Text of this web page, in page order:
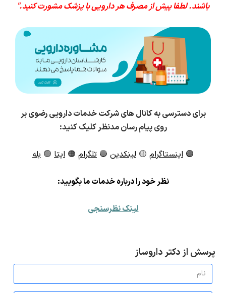
باشند. لطفا پیش از مصرف هر دارویی با پزشک مشورت کنید."
برای دسترسی به کانال های شرکت خدمات دارویی رضوی بر
روی پیام رسان مدنظر کلیک کنید:
🟣 اینستاگرام 🟡 لینکدین 🔵 تلگرام 🟠 ایتا 🟢 بله
نظر خود را درباره خدمات ما بگویید:
لینک نظرسنجی
پرسش از دکتر داروساز